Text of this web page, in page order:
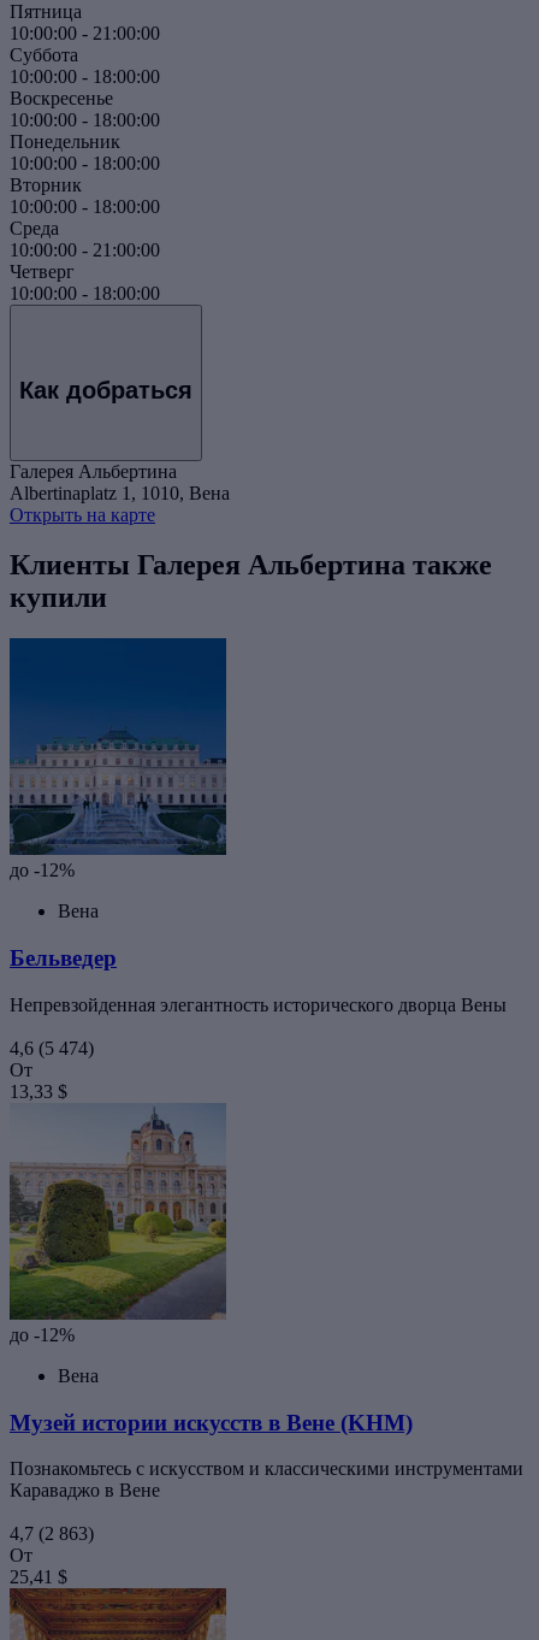
Пятница
10:00:00 - 21:00:00
Суббота
10:00:00 - 18:00:00
Воскресенье
10:00:00 - 18:00:00
Понедельник
10:00:00 - 18:00:00
Вторник
10:00:00 - 18:00:00
Среда
10:00:00 - 21:00:00
Четверг
10:00:00 - 18:00:00
Как добраться
Галерея Альбертина
Albertinaplatz 1, 1010, Вена
Открыть на карте
Клиенты Галерея Альбертина также
купили
до -12%
Вена
Бельведер
Непревзойденная элегантность исторического дворца Вены
4,6 (5 474)
От
13,33 $
до -12%
Вена
Музей истории искусств в Вене (KHM)
Познакомьтесь с искусством и классическими инструментами
Караваджо в Вене
4,7 (2 863)
От
25,41 $